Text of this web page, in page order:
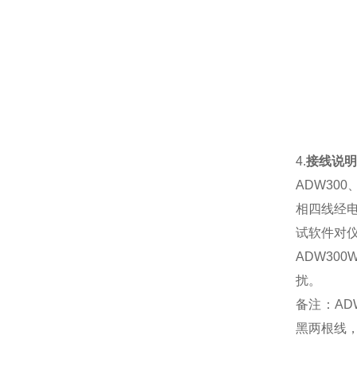
4.接线说明
ADW300
相四线经
试软件对
扰。
备注：
黑两根线